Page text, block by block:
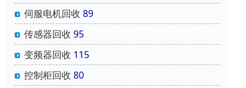
伺服电机回收 89
传感器回收 95
变频器回收 115
控制柜回收 80